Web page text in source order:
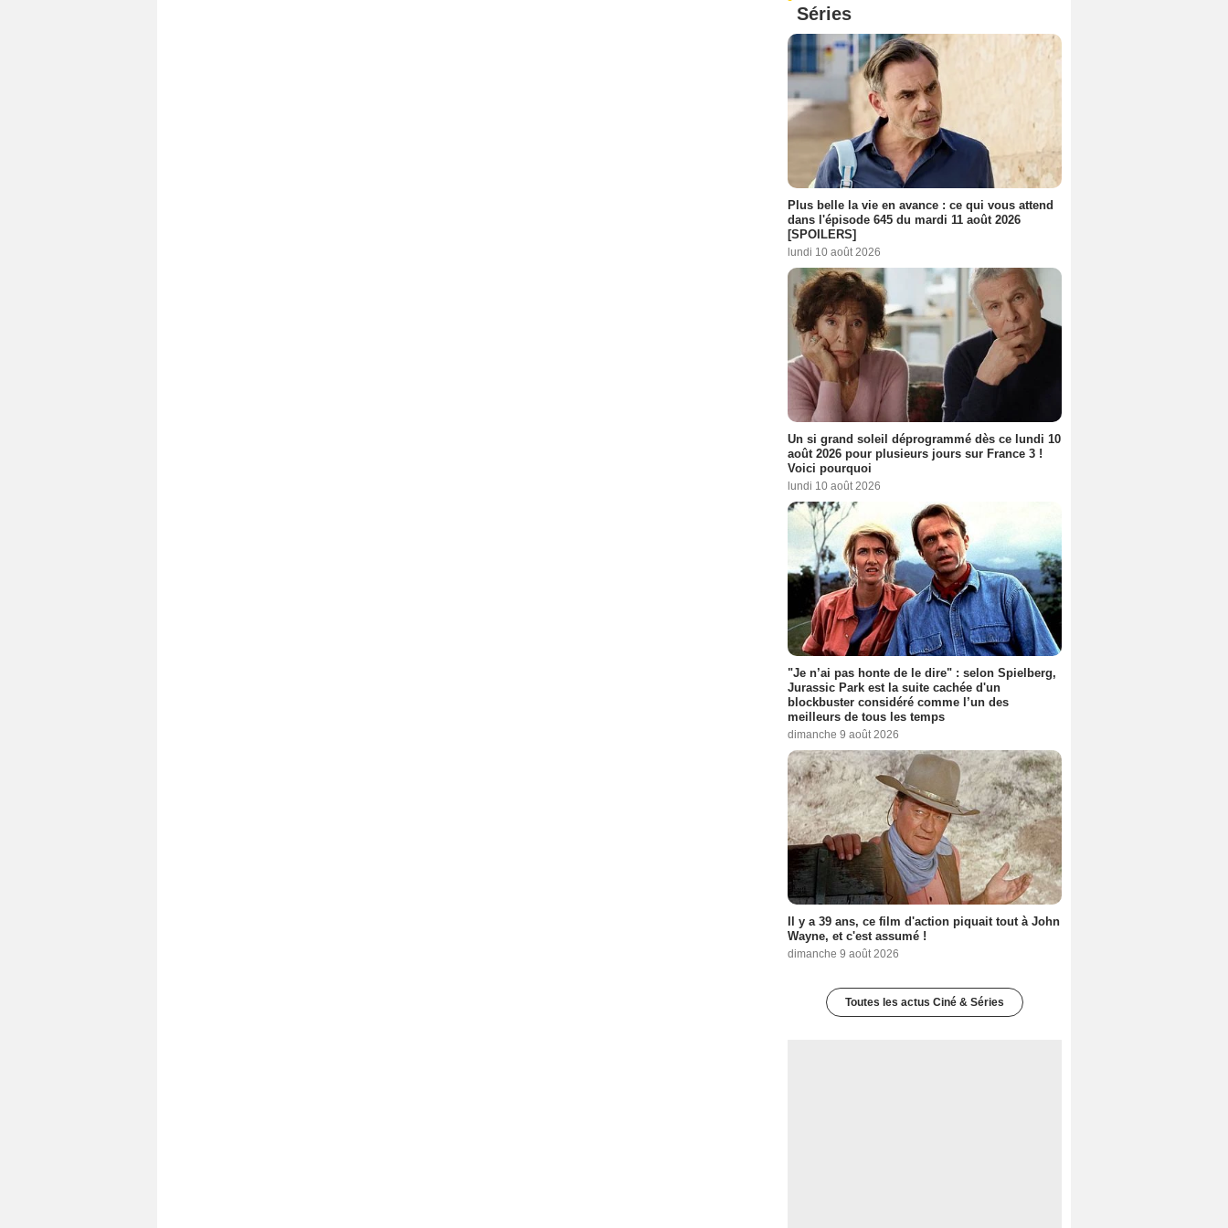
Séries
Plus belle la vie en avance : ce qui vous attend
dans l'épisode 645 du mardi 11 août 2026
[SPOILERS]
lundi 10 août 2026
Un si grand soleil déprogrammé dès ce lundi 10
août 2026 pour plusieurs jours sur France 3 !
Voici pourquoi
lundi 10 août 2026
"Je n’ai pas honte de le dire" : selon Spielberg,
Jurassic Park est la suite cachée d'un
blockbuster considéré comme l’un des
meilleurs de tous les temps
dimanche 9 août 2026
Il y a 39 ans, ce film d'action piquait tout à John
Wayne, et c'est assumé !
dimanche 9 août 2026
Toutes les actus Ciné & Séries